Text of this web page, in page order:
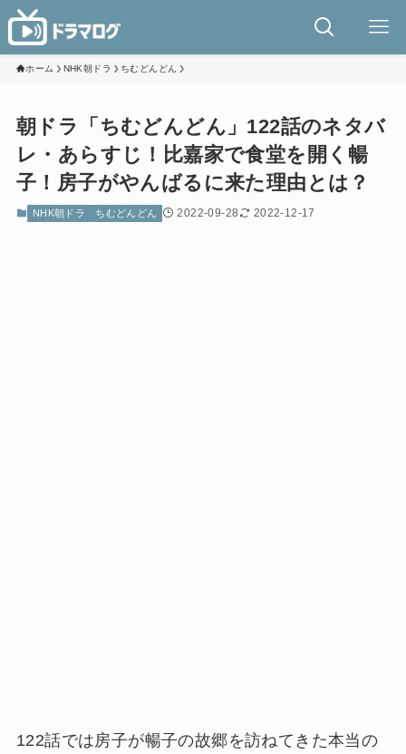
ホーム NHK朝ドラ ちむどんどん
朝ドラ「ちむどんどん」122話のネタバ
レ・あらすじ！比嘉家で食堂を開く暢
子！房子がやんばるに来た理由とは？
NHK朝ドラ ちむどんどん 2022-09-28 2022-12-17
122話では房子が暢子の故郷を訪ねてきた本当の